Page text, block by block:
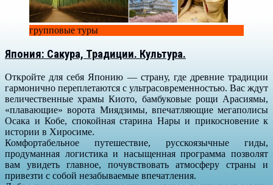
групповые туры
Япония: Сакура, Традиции. Культура.
Откройте для себя Японию — страну, где древние традиции
гармонично переплетаются с ультрасовременностью. Вас ждут
величественные храмы Киото, бамбуковые рощи Арасиямы,
«плавающие» ворота Миядзимы, впечатляющие мегаполисы
Осака и Кобе, спокойная старина Нары и прикосновение к
истории в Хиросиме.
Комфортабельное путешествие, русскоязычные гиды,
продуманная логистика и насыщенная программа позволят
вам увидеть главное, почувствовать атмосферу страны и
привезти с собой незабываемые впечатления.